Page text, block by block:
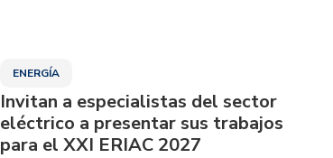
ENERGÍA
Invitan a especialistas del sector
eléctrico a presentar sus trabajos
para el XXI ERIAC 2027